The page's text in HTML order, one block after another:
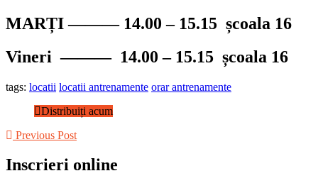
MARȚI ——— 14.00 – 15.15 școala 16
Vineri ——— 14.00 – 15.15 școala 16
tags: locatii locatii antrenamente orar antrenamente
Distribuiți acum
Previous Post
Inscrieri online